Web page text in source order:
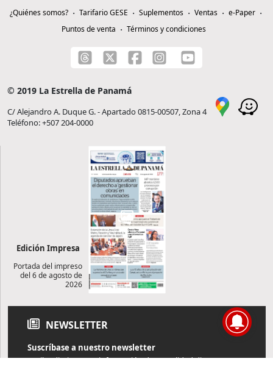
¿Quiénes somos? Tarifario GESE Suplementos Ventas
e-Paper
Puntos de venta
Términos y condiciones
© 2019 La Estrella de Panamá
C/ Alejandro A. Duque G. - Apartado 0815-00507, Zona 4
Teléfono: +507 204-0000
Edición Impresa
Portada del impreso
del 6 de agosto de
2026
NEWSLETTER
Suscríbase a nuestro newsletter
Reciba diariamente información de actualidad directamente en